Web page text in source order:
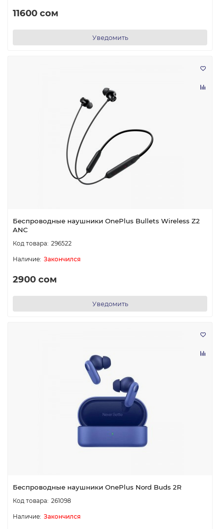
11600 сом
Уведомить
Беспроводные наушники OnePlus Bullets Wireless Z2
ANC
296522
Закончился
2900 сом
Уведомить
Беспроводные наушники OnePlus Nord Buds 2R
261098
Закончился